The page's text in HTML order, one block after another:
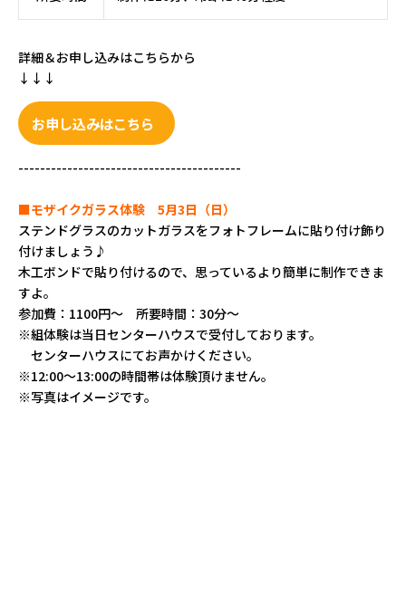
詳細＆お申し込みはこちらから
↓↓↓
お申し込みはこちら
-----------------------------------------
■モザイクガラス体験 5月3日（日）
ステンドグラスのカットガラスをフォトフレームに貼り付け飾り
付けましょう♪
木工ボンドで貼り付けるので、思っているより簡単に制作できま
すよ。
参加費：1100円～ 所要時間：30分～
※組体験は当日センターハウスで受付しております。
センターハウスにてお声かけください。
※12:00～13:00の時間帯は体験頂けません。
※写真はイメージです。